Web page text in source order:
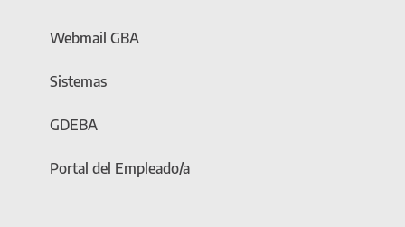
Webmail GBA
Sistemas
GDEBA
Portal del Empleado/a